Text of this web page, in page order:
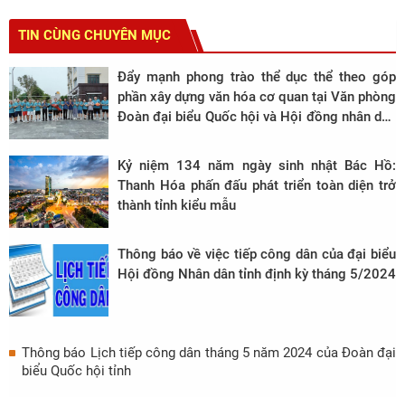
TIN CÙNG CHUYÊN MỤC
Đẩy mạnh phong trào thể dục thể theo góp
phần xây dựng văn hóa cơ quan tại Văn phòng
Đoàn đại biểu Quốc hội và Hội đồng nhân dân
Kỷ niệm 134 năm ngày sinh nhật Bác Hồ:
Thanh Hóa phấn đấu phát triển toàn diện trở
thành tỉnh kiểu mẫu
Thông báo về việc tiếp công dân của đại biểu
Hội đồng Nhân dân tỉnh định kỳ tháng 5/2024
Thông báo Lịch tiếp công dân tháng 5 năm 2024 của Đoàn đại
biểu Quốc hội tỉnh